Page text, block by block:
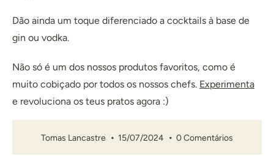
Dão ainda um toque diferenciado a cocktails à base de
gin ou vodka.
Não só é um dos nossos produtos favoritos, como é
muito cobiçado por todos os nossos chefs. Experimenta
e revoluciona os teus pratos agora :)
Tomas Lancastre 15/07/2024 0 Comentários